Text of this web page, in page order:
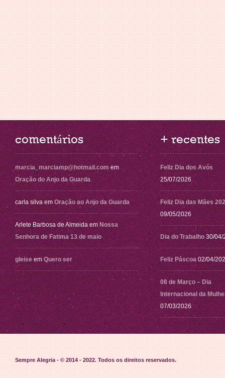
comentários
marcia_marciamp@hotmail.com em
Oração do Anjo da Guarda
carla silva em Oração ao Anjo da Guarda
Arlete Barbosa de Almeida em Nossa
Senhora de Fatima 13 de maio
gleise em Quero ser
+ recentes
Feliz Dia dos Avós
25/07/2026
Feliz Dia das Mães
09/05/2026
Dia do Trabalho 30/04/
Feliz Páscoa 02/04/
08 de Março – Dia
Internacional da
07/03/2026
Sempre Alegria - © 2014 - 2022. Todos os direitos reservados.